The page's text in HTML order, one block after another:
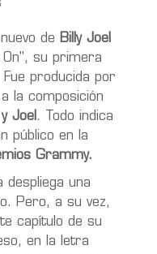
de Billy Joel
On", su primera
producida por
la composición
Joel . Todo indica
público en la
Grammy.
una
Pero, a su vez,
capítulo de su
en la letra